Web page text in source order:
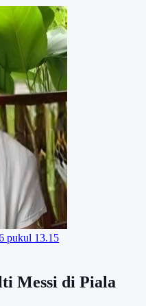
pukul 13.15
Messi di Piala